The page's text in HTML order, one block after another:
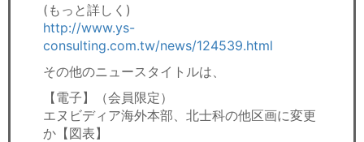
(もっと詳しく)
http://www.ys-
consulting.com.tw/news/124539.html
その他のニュースタイトルは、
【電子】（会員限定）
エヌビディア海外本部、北士科の他区画に変更
か【図表】